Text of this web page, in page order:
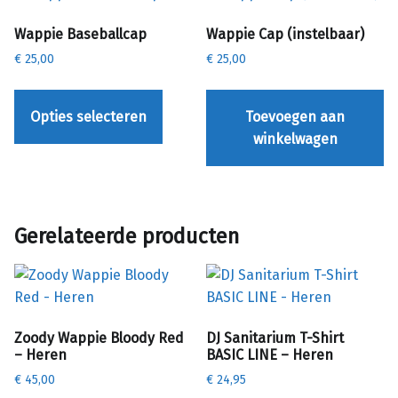
Wappie Baseballcap
€ 25,00
Opties selecteren
Dit product heeft meerdere variaties. Deze optie kan gekozen worden op de productpagina
Wappie Cap (instelbaar)
€ 25,00
Toevoegen aan
winkelwagen
Gerelateerde producten
Zoody Wappie Bloody Red
– Heren
€ 45,00
DJ Sanitarium T-Shirt
BASIC LINE – Heren
€ 24,95